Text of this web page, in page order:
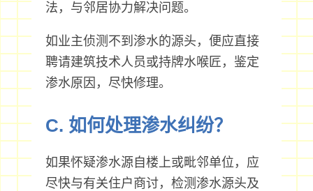
法，与邻居协力解决问题。
如业主侦测不到渗水的源头，便应直接
聘请建筑技术人员或持牌水喉匠，鉴定
渗水原因，尽快修理。
C. 如何处理渗水纠纷？
如果怀疑渗水源自楼上或毗邻单位，应
尽快与有关住户商讨，检测渗水源头及